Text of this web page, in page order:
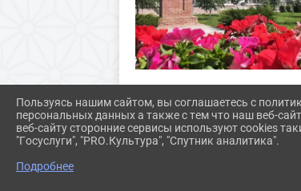
Пользуясь нашим сайтом, вы соглашаетесь с
персональных данных а также с тем что наш веб-
веб-сайту сторонние сервисы используют cookies
"Госуслуги", "PRO.Культура", "Спутник аналитика".
Подробнее